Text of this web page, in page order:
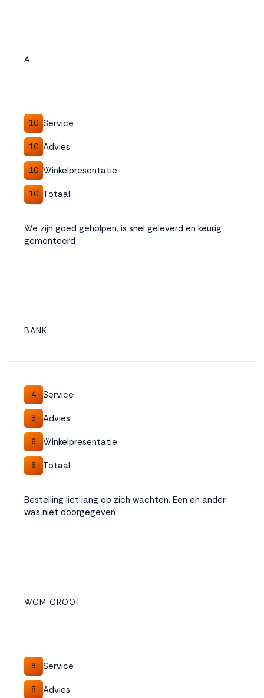
A.
10 Service
10 Advies
10 Winkelpresentatie
10 Totaal
We zijn goed geholpen, is snel geleverd en keurig
gemonteerd
BANK
4 Service
8 Advies
6 Winkelpresentatie
6 Totaal
Bestelling liet lang op zich wachten. Een en ander
was niet doorgegeven
WGM GROOT
8 Service
8 Advies